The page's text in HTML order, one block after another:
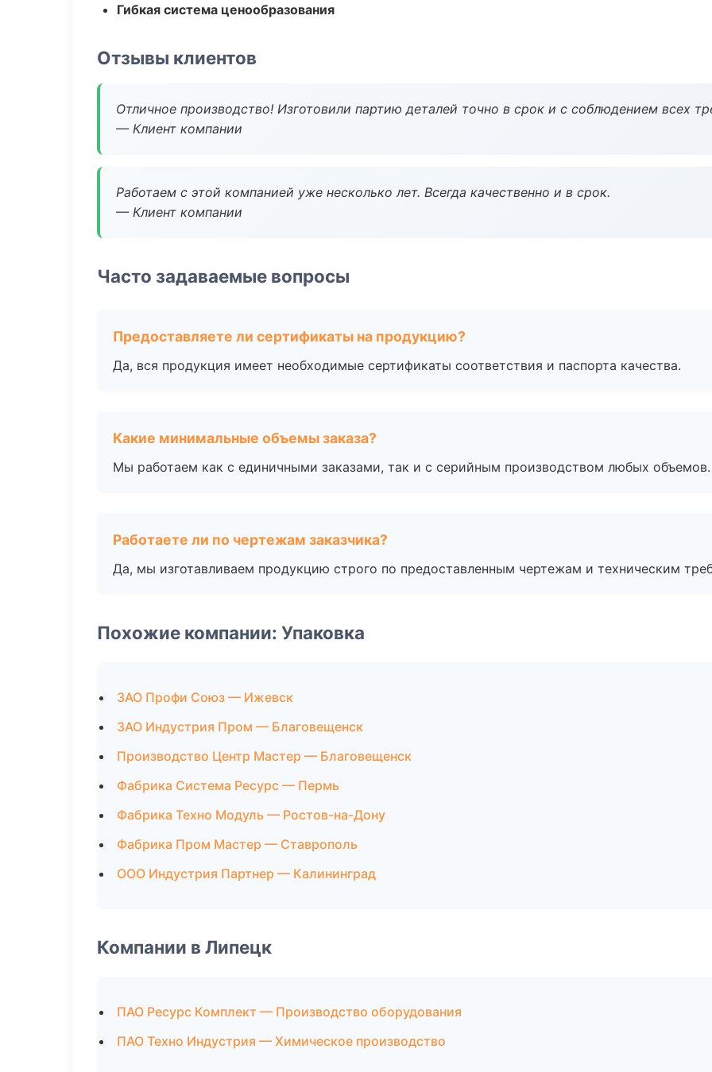
Гибкая система ценообразования
Отзывы клиентов
Отличное производство! Изготовили партию деталей точно в срок и с соблюдением всех
— Клиент компании
Работаем с этой компанией уже несколько лет. Всегда качественно и в срок.
— Клиент компании
Часто задаваемые вопросы
Предоставляете ли сертификаты на продукцию?
Да, вся продукция имеет необходимые сертификаты соответствия и паспорта качества.
Какие минимальные объемы заказа?
Мы работаем как с единичными заказами, так и с серийным производством любых объемов.
Работаете ли по чертежам заказчика?
Да, мы изготавливаем продукцию строго по предоставленным чертежам и техническим
Похожие компании: Упаковка
ЗАО Профи Союз — Ижевск
ЗАО Индустрия Пром — Благовещенск
Производство Центр Мастер — Благовещенск
Фабрика Система Ресурс — Пермь
Фабрика Техно Модуль — Ростов-на-Дону
Фабрика Пром Мастер — Ставрополь
ООО Индустрия Партнер — Калининград
Компании в Липецк
ПАО Ресурс Комплект — Производство оборудования
ПАО Техно Индустрия — Химическое производство